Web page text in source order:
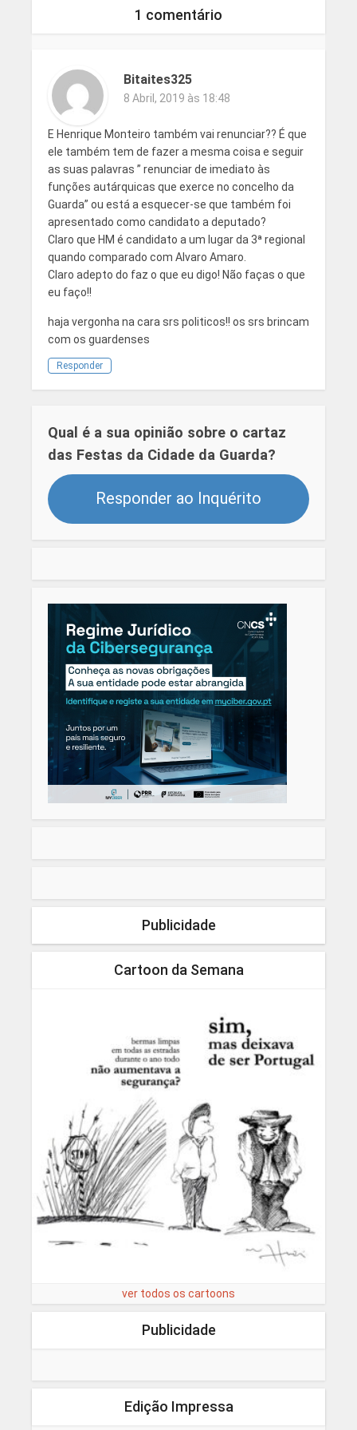
1 comentário
Bitaites325
8 Abril, 2019 às 18:48
E Henrique Monteiro também vai renunciar?? É que
ele também tem de fazer a mesma coisa e seguir
as suas palavras ” renunciar de imediato às
funções autárquicas que exerce no concelho da
Guarda” ou está a esquecer-se que também foi
apresentado como candidato a deputado?
Claro que HM é candidato a um lugar da 3ª regional
quando comparado com Alvaro Amaro.
Claro adepto do faz o que eu digo! Não faças o que
eu faço!!
haja vergonha na cara srs politicos!! os srs brincam
com os guardenses
Responder
Qual é a sua opinião sobre o cartaz
das Festas da Cidade da Guarda?
Responder ao Inquérito
Publicidade
Cartoon da Semana
ver todos os cartoons
Publicidade
Edição Impressa